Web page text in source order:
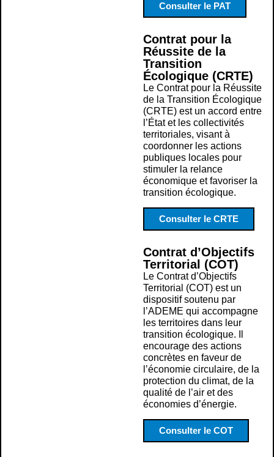
Consulter le PAT
Contrat pour la
Réussite de la
Transition
Écologique (CRTE)
Le Contrat pour la Réussite
de la Transition Écologique
(CRTE) est un accord entre
l’État et les collectivités
territoriales, visant à
coordonner les actions
publiques locales pour
stimuler la relance
économique et favoriser la
transition écologique.
Consulter le CRTE
Contrat d’Objectifs
Territorial (COT)
Le Contrat d’Objectifs
Territorial (COT) est un
dispositif soutenu par
l’ADEME qui accompagne
les territoires dans leur
transition écologique. Il
encourage des actions
concrètes en faveur de
l’économie circulaire, de la
protection du climat, de la
qualité de l’air et des
économies d’énergie.
Consulter le COT